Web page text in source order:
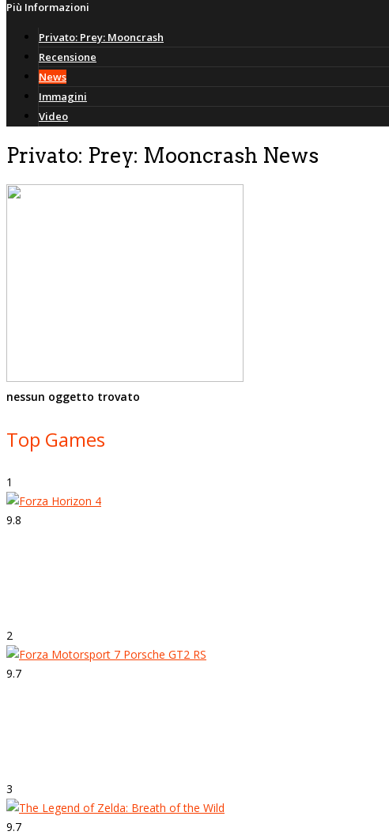
Più Informazioni
Privato: Prey: Mooncrash
Recensione
News
Immagini
Video
Privato: Prey: Mooncrash News
nessun oggetto trovato
Top Games
1
9.8
2
9.7
3
9.7